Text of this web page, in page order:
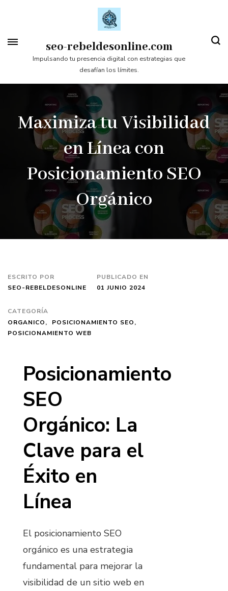
contenido
(presiona
seo-rebeldesonline.com
Impulsando tu presencia digital con estrategias que
desafían los límites.
Maximiza tu Visibilidad
en Línea con
Posicionamiento SEO
Orgánico
ESCRITO POR
SEO-REBELDESONLINE
PUBLICADO EN
01 JUNIO 2024
CATEGORÍA
ORGANICO
POSICIONAMIENTO SEO
POSICIONAMIENTO WEB
Posicionamiento
SEO
Orgánico: La
Clave para el
Éxito en
Línea
El posicionamiento SEO
orgánico es una estrategia
fundamental para mejorar la
visibilidad de un sitio web en